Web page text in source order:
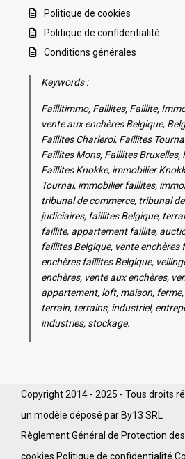
Politique de cookies
Politique de confidentialité
Conditions générales
Keywords :
Faillitimmo, Faillites, Faillite,
vente aux enchères Belgique,
Faillites Charleroi, Faillites
Faillites Mons, Faillites Bruxelles,
Faillites Knokke, immobilier
Tournai, immobilier faillites,
tribunal de commerce, tribunal
judiciaires, faillites Belgique,
faillite, appartement faillite,
faillites Belgique, vente enchères
enchères faillites Belgique,
enchères, vente aux enchères,
appartement, loft, maison,
terrain, terrains, industriel,
industries, stockage.
Copyright 2014 - 2025 - Tous droits
un modèle déposé par By13 SRL
Règlement Général de Protection
cookies Politique de confidentialité